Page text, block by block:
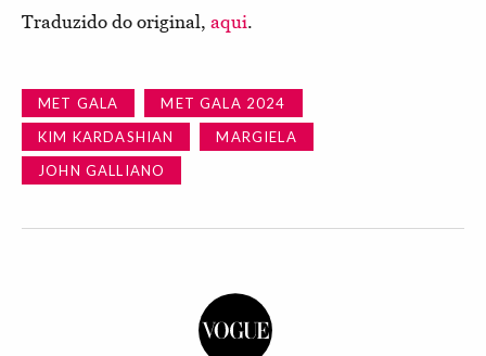
Traduzido do original, aqui.
MET GALA
MET GALA 2024
KIM KARDASHIAN
MARGIELA
JOHN GALLIANO